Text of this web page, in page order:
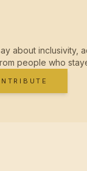
about inclusivity,
people who